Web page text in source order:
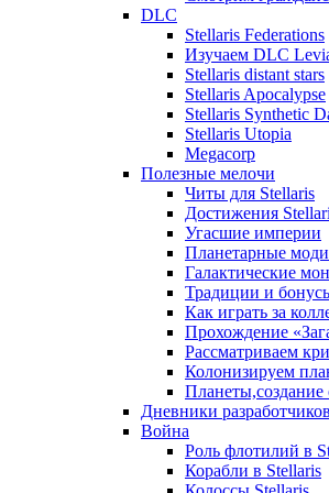
DLC
Stellaris Federations
Изучаем DLC
Stellaris distant stars
Stellaris Apocalypse
Stellaris Synthetic
Stellaris Utopia
Megacorp
Полезные мелочи
Читы для Stellaris
Достижения
Угасшие империи
Планетарные
Галактические
Традиции и
Как играть за
Прохождение
Рассматриваем
Колонизируем
Планеты,создание
Дневники разработчиков
Война
Роль флотилий в
Корабли в Stellaris